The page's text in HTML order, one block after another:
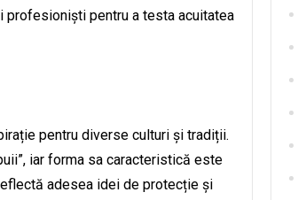
pentru a testa acuitatea
pentru diverse culturi și tradiții.
iar forma sa caracteristică este
adesea idei de protecție și